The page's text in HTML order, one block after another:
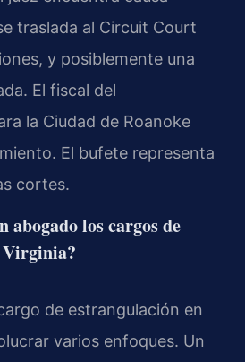
traslada al Circuit Court
y posiblemente una
El fiscal del
la Ciudad de Roanoke
El bufete representa
cortes.
abogado los cargos de
Virginia?
de estrangulación en
varios enfoques. Un